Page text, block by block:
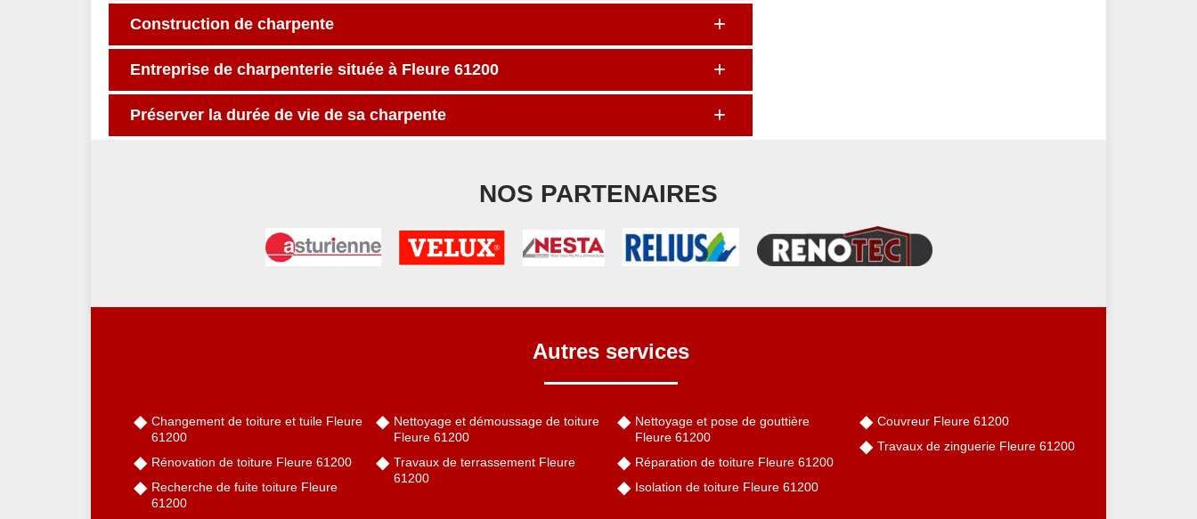
Construction de charpente
Entreprise de charpenterie située à Fleure 61200
Préserver la durée de vie de sa charpente
NOS PARTENAIRES
Autres services
Changement de toiture et tuile Fleure
61200
Rénovation de toiture Fleure 61200
Recherche de fuite toiture Fleure
61200
Nettoyage et démoussage de toiture
Fleure 61200
Travaux de terrassement Fleure
61200
Nettoyage et pose de gouttière
Fleure 61200
Réparation de toiture Fleure 61200
Isolation de toiture Fleure 61200
Couvreur Fleure 61200
Travaux de zinguerie Fleure 61200